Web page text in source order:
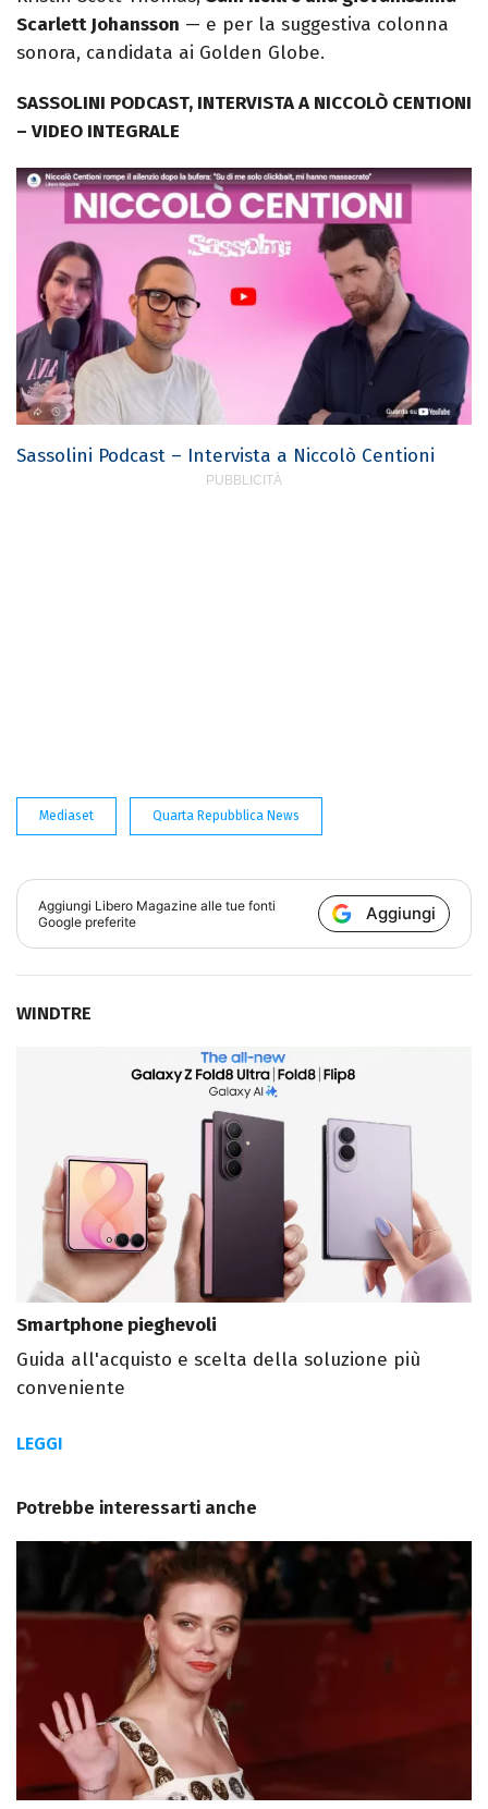
Scarlett Johansson — e per la suggestiva colonna
sonora, candidata ai Golden Globe.
SASSOLINI PODCAST, INTERVISTA A NICCOLÒ CENTIONI
– VIDEO INTEGRALE
Sassolini Podcast – Intervista a Niccolò Centioni
Mediaset Quarta Repubblica News
Aggiungi Libero Magazine alle tue fonti
Google preferite
Aggiungi
WINDTRE
Smartphone pieghevoli
Guida all'acquisto e scelta della soluzione più
conveniente
LEGGI
Potrebbe interessarti anche